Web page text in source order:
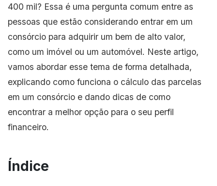
400 mil? Essa é uma pergunta comum entre as
pessoas que estão considerando entrar em um
consórcio para adquirir um bem de alto valor,
como um imóvel ou um automóvel. Neste artigo,
vamos abordar esse tema de forma detalhada,
explicando como funciona o cálculo das parcelas
em um consórcio e dando dicas de como
encontrar a melhor opção para o seu perfil
financeiro.
Índice